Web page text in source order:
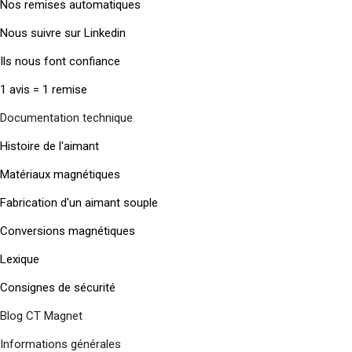
Nos remises automatiques
Nous suivre sur Linkedin
Ils nous font confiance
1 avis = 1 remise
Documentation technique
Histoire de l'aimant
Matériaux magnétiques
Fabrication d'un aimant souple
Conversions magnétiques
Lexique
Consignes de sécurité
Blog CT Magnet
Informations générales